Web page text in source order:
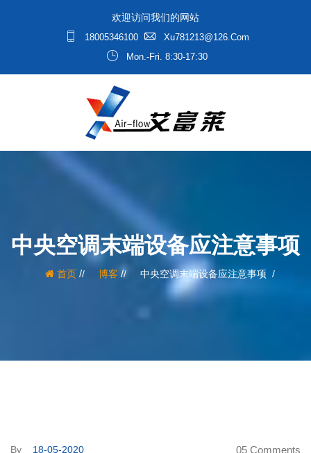
欢迎访问我们的网站
18005346100
Xu781213@126.com
Mon.-Fri. 8:30-17:30
中央空调末端设备应注意事项
首页/ 博客 / 中央空调末端设备应注意事项
By 18-05-2020 05 Comments